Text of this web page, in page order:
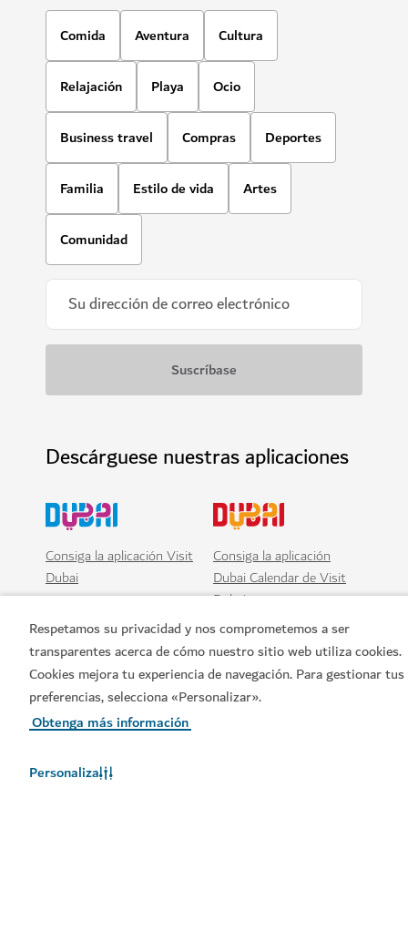
Respetamos su privacidad y nos comprometemos a ser
transparentes acerca de cómo nuestro sitio web utiliza cookies.
Cookies mejora tu experiencia de navegación. Para gestionar tus
preferencias, selecciona «Personalizar».
Obtenga más información
Personaliza
Comida Aventura Cultura
Relajación Playa Ocio
Business travel Compras Deportes
Familia Estilo de vida Artes
Comunidad
Descárguese nuestras aplicaciones
Consiga la aplicación Visit
Dubai
Consiga la aplicación
Dubai Calendar de Visit
Dubai